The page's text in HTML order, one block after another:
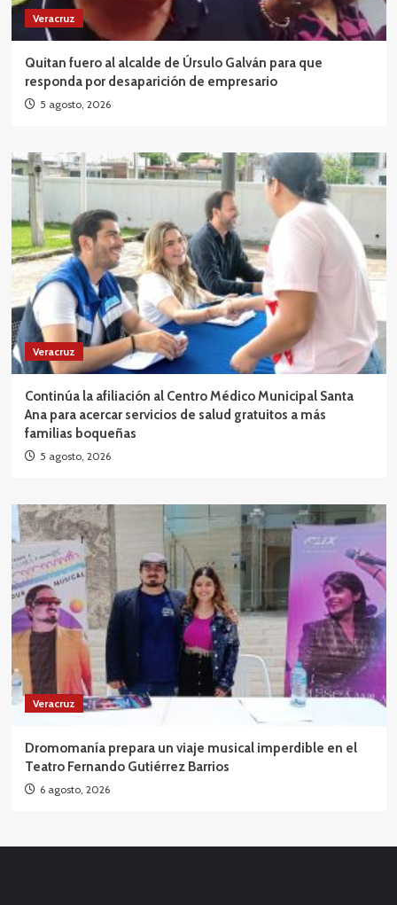
Veracruz
Quitan fuero al alcalde de Úrsulo Galván para que
responda por desaparición de empresario
5 agosto, 2026
Veracruz
Continúa la afiliación al Centro Médico Municipal Santa
Ana para acercar servicios de salud gratuitos a más
familias boqueñas
5 agosto, 2026
Veracruz
Dromomanía prepara un viaje musical imperdible en el
Teatro Fernando Gutiérrez Barrios
6 agosto, 2026